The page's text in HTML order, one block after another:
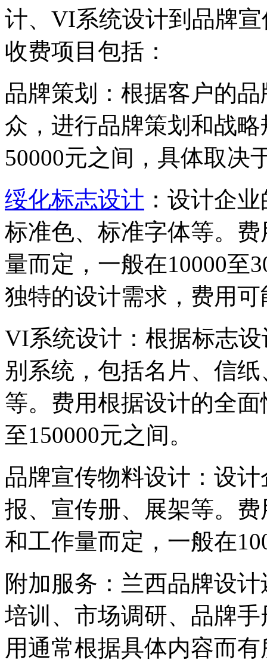
计、VI系统设计到品牌
收费项目包括：
品牌策划‌：根据客户的
众，进行品牌策划和战
50000元之间，具体取决
绥化标志设计 ：设计企
标准色、标准字体等。
量而定，一般在10000至
独特的设计需求，费用
‌VI系统设计‌：根据标志
别系统，包括名片、信
等。费用根据设计的全
至150000元之间。
品牌宣传物料设计‌：设
报、宣传册、展架等。
和工作量而定，一般在
附加服务‌：兰西品牌设
培训、市场调研、品牌
用通常根据具体内容而